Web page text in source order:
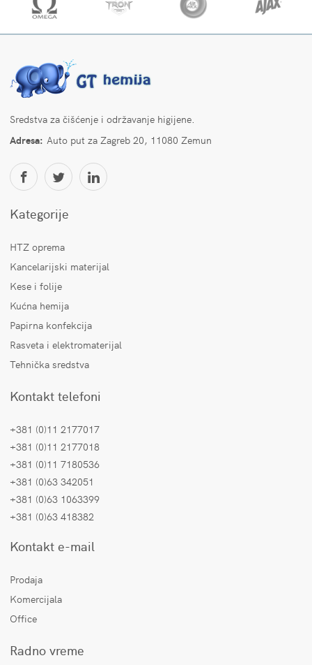
Sredstva za čišćenje i održavanje higijene.
Adresa: Auto put za Zagreb 20, 11080 Zemun
Kategorije
HTZ oprema
Kancelarijski materijal
Kese i folije
Kućna hemija
Papirna konfekcija
Rasveta i elektromaterijal
Tehnička sredstva
Kontakt telefoni
+381 (0)11 2177017
+381 (0)11 2177018
+381 (0)11 7180536
+381 (0)63 342051
+381 (0)63 1063399
+381 (0)63 418382
Kontakt e-mail
Prodaja
Komercijala
Office
Radno vreme